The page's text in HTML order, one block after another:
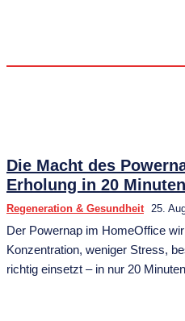
Die Macht des
Erholung in 20 Minuten
Regeneration & Gesundheit 25.
Der Powernap im HomeOffice
Konzentration, weniger Stress,
richtig einsetzt – in nur 20